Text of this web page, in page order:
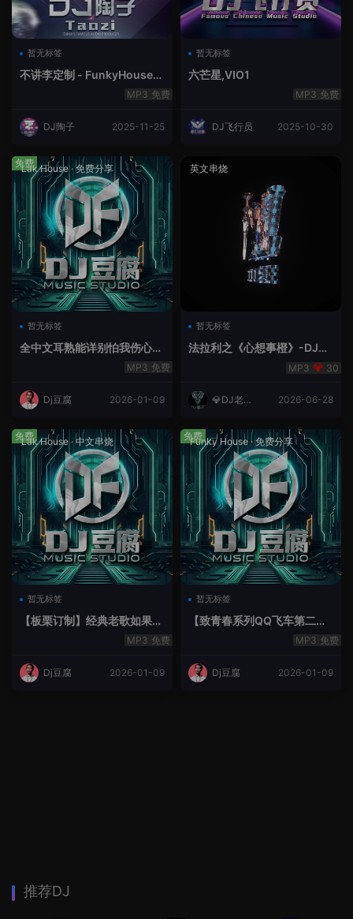
暂无标签
不讲李定制 - FunkyHouse全
免费
DJ陶子 2025-11-25
暂无标签
六芒星,VIO1
免费
DJ飞行员 2025-10-30
Lak House · 免费分享
暂无标签
全中文耳熟能详别怕我伤心
爱的代价lakHouse专辑v59R
免费
Dj豆腐 2026-01-09
免费 英文串烧
暂无标签
法拉利之《心想事橙》-DJ老
30
💎DJ老王
2026-06-28
Lak House · 中文串烧
暂无标签
【板栗订制】经典老歌如果最
后不是你House Lak串烧弹免费
Dj豆腐 2026-01-09
免费 Funky House ·免费分享
暂无标签
【致青春系列QQ飞车第二季
免费
Dj豆腐 2026-01-09
免费
推荐DJ